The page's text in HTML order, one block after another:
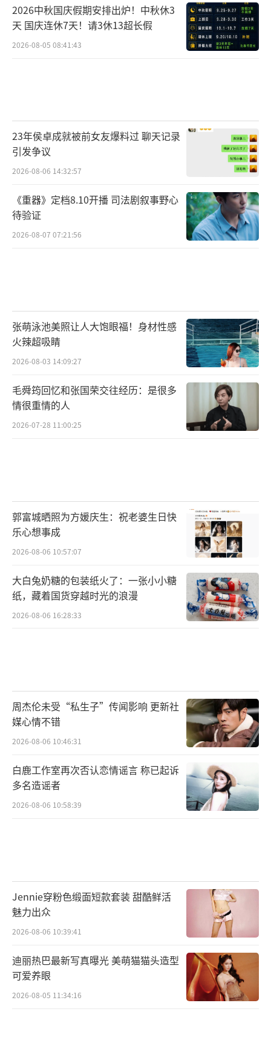
2026中秋国庆假期安排出炉！中秋休3
天 国庆连休7天！请3休13超长假
2026-08-05 08:41:43
23年侯卓成就被前女友爆料过 聊天记录
引发争议
2026-08-06 14:32:57
《重器》定档8.10开播 司法剧叙事野心
待验证
2026-08-07 07:21:56
张萌泳池美照让人大饱眼福！身材性感
火辣超吸睛
2026-08-03 14:09:27
毛舜筠回忆和张国荣交往经历：是很多
情很重情的人
2026-07-28 11:00:25
郭富城晒照为方媛庆生：祝老婆生日快
乐心想事成
2026-08-06 10:57:07
大白兔奶糖的包装纸火了：一张小小糖
纸，藏着国货穿越时光的浪漫
2026-08-06 16:28:33
周杰伦未受“私生子”传闻影响 更新社
媒心情不错
2026-08-06 10:46:31
白鹿工作室再次否认恋情谣言 称已起诉
多名造谣者
2026-08-06 10:58:39
Jennie穿粉色缎面短款套装 甜酷鲜活
魅力出众
2026-08-06 10:39:41
迪丽热巴最新写真曝光 美萌猫猫头造型
可爱养眼
2026-08-05 11:34:16